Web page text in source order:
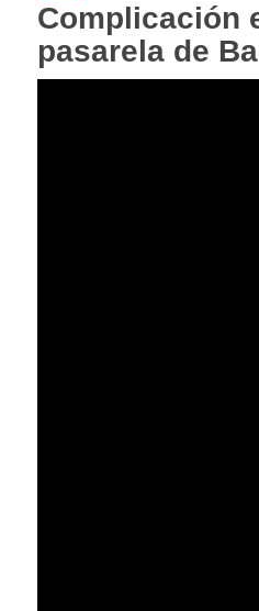
Complicación
pasarela de